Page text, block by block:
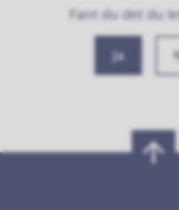
Fant du det du
Ja